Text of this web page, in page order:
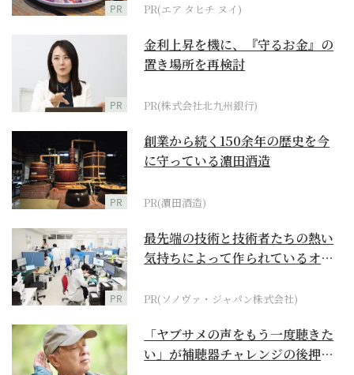
PR PR(エア タヒチ ヌイ)
PR
金利上昇を機に、『守るお金』の
置き場所を再検討
PR(株式会社北九州銀行)
PR
創業から続く150余年の歴史を今
に守っている濵田酒造
PR(濵田酒造)
PR
最先端の技術と技術者たちの熱い
気持ちによって作られているオー
PR(ソノヴァ・ジャパン株式会社)
「ヤブサメの声をもう一度聴きた
い」が補聴器チャレンジの後押し